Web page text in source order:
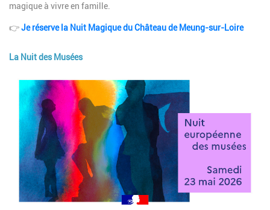
magique à vivre en famille.
👉Je réserve la Nuit Magique du Château de Meung-sur-Loire
La Nuit des Musées
Image